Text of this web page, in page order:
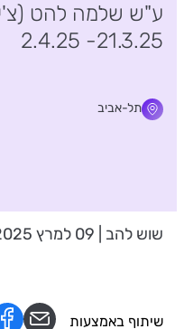
ע"ש שלמה להט
21.3.25- 2.4.25
תל-אביב
שוש להב | 09 למרץ 2025
שיתוף באמצעות